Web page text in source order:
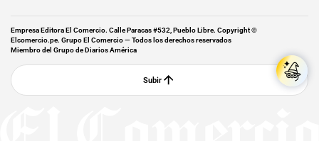
Empresa Editora El Comercio. Calle Paracas #532, Pueblo Libre. Copyright ©
Elcomercio.pe. Grupo El Comercio — Todos los derechos reservados
Miembro del Grupo de Diarios América
Subir